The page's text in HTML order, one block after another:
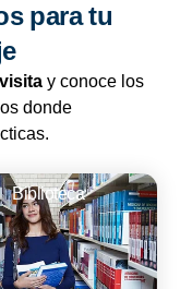
para tu
y conoce los
donde
Biblioteca